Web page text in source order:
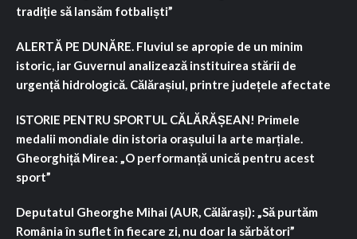
tradiție să lansăm fotbaliști”
ALERTĂ PE DUNĂRE. Fluviul se apropie de un minim
istoric, iar Guvernul analizează instituirea stării de
urgență hidrologică. Călărașiul, printre județele afectate
ISTORIE PENTRU SPORTUL CĂLĂRĂȘEAN! Primele
medalii mondiale din istoria orașului la arte marțiale.
Gheorghiță Mirea: „O performanță unică pentru acest
sport”
Deputatul Gheorghe Mihai (AUR, Călărași): „Să purtăm
România în suflet în fiecare zi, nu doar la sărbători”